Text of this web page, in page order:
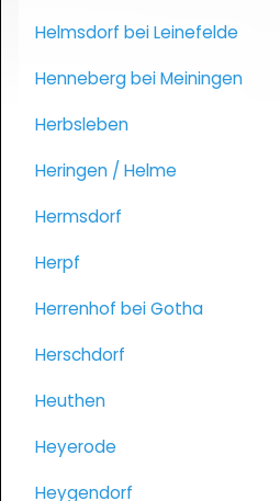
Helmsdorf bei Leinefelde
Henneberg bei Meiningen
Herbsleben
Heringen / Helme
Hermsdorf
Herpf
Herrenhof bei Gotha
Herschdorf
Heuthen
Heyerode
Heygendorf